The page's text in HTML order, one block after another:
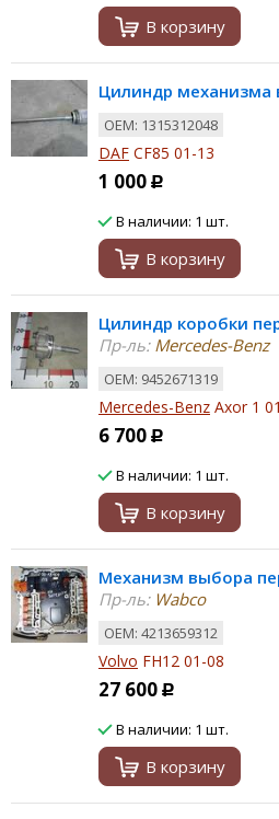
В корзину
Цилиндр механизма
ОЕМ: 1315312048
DAF CF85 01-13
1 000 Р
В наличии: 1 шт.
В корзину
Цилиндр коробки
Пр-ль:Mercedes-Benz
ОЕМ: 9452671319
Mercedes-Benz Axor 1
6 700 Р
В наличии: 1 шт.
В корзину
Механизм выбора
Пр-ль:Wabco
ОЕМ: 4213659312
Volvo FH12 01-08
27 600 Р
В наличии: 1 шт.
В корзину